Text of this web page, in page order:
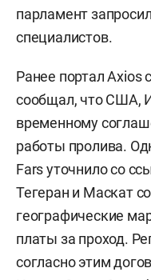
парламент
специалистов.
Ранее портал Axios
сообщал, что США,
временному
работы пролива.
Fars уточнило со
Тегеран и Маскат
географические
платы за проход.
согласно этим